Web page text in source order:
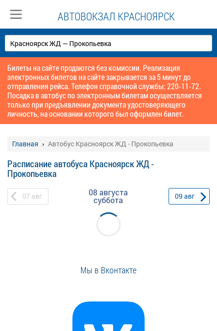
АВТОВОКЗАЛ КРАСНОЯРСК
Билеты на сайте продаются без комиссии. Реализация
электронных билетов на сайте закрывается за 5 минут до
отправления рейса. Телефон справочной службы: 220-11-72.
Посадка в автобус по электронным билетам осуществляется
только при предъявлении документа удостоверяющего
личность, на основании которого был оформлен билет.
Главная Автобус Красноярск ЖД - Прокопьевка
Расписание автобуса Красноярск ЖД -
Прокопьевка
07 авг 08 августа
суббота 09 авг
Мы в Вконтакте